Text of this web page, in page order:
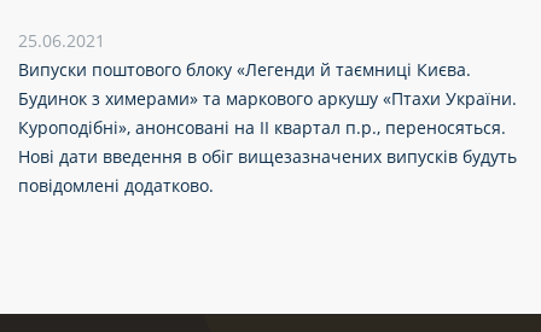
Філателія
Кар’єра
Для бізнесу
25.06.2021
Випуски поштового блоку «Легенди й таємниці Києва.
Будинок з химерами» та маркового аркушу «Птахи України.
Куроподібні», анонсовані на ІІ квартал п.р., переносяться.
Нові дати введення в обіг вищезазначених випусків будуть
повідомлені додатково.